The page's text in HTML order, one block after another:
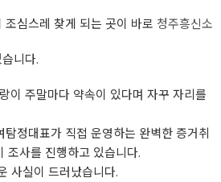
심스레 찾게 되는 곳이 바로 청주흥신소
니다.
이 주말마다 약속이 있다며 자꾸 자리를
정대표가 직접 운영하는 완벽한 증거취
조사를 진행하고 있습니다.
사실이 드러났습니다.